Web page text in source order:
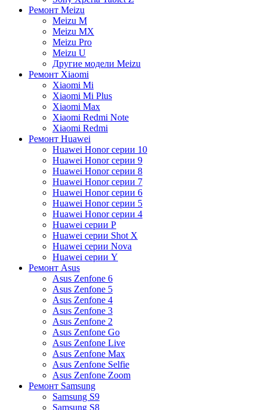
Ремонт Meizu
Meizu M
Meizu MX
Meizu Pro
Meizu U
Другие модели Meizu
Ремонт Xiaomi
Xiaomi Mi
Xiaomi Mi Plus
Xiaomi Max
Xiaomi Redmi Note
Xiaomi Redmi
Ремонт Huawei
Huawei Honor серии 10
Huawei Honor серии 9
Huawei Honor серии 8
Huawei Honor серии 7
Huawei Honor серии 6
Huawei Honor серии 5
Huawei Honor серии 4
Huawei серии P
Huawei серии Shot X
Huawei серии Nova
Huawei серии Y
Ремонт Asus
Asus Zenfone 6
Asus Zenfone 5
Asus Zenfone 4
Asus Zenfone 3
Asus Zenfone 2
Asus Zenfone Go
Asus Zenfone Live
Asus Zenfone Max
Asus Zenfone Selfie
Asus Zenfone Zoom
Ремонт Samsung
Samsung S9
Samsung S8